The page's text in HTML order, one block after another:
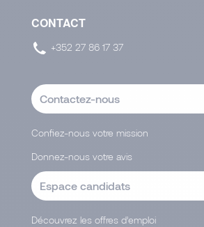
CONTACT
+352 27 86 17 37
Contactez-nous
Confiez-nous votre mission
Donnez-nous votre avis
Espace candidats
Découvrez les offres d’emploi